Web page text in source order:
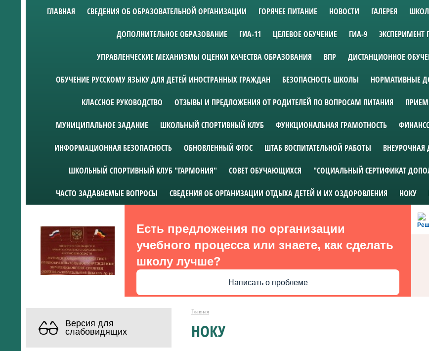
ГЛАВНАЯ СВЕДЕНИЯ ОБ ОБРАЗОВАТЕЛЬНОЙ ОРГАНИЗАЦИИ ГОРЯЧЕЕ ПИТАНИЕ НОВОСТИ ГАЛЕРЕЯ
ДОПОЛНИТЕЛЬНОЕ ОБРАЗОВАНИЕ ГИА-11 ЦЕЛЕВОЕ ОБУЧЕНИЕ ГИА-9
УПРАВЛЕНЧЕСКИЕ МЕХАНИЗМЫ ОЦЕНКИ КАЧЕСТВА ОБРАЗОВАНИЯ ВПР ДИСТАНЦИОННОЕ
ОБУЧЕНИЕ РУССКОМУ ЯЗЫКУ ДЛЯ ДЕТЕЙ ИНОСТРАННЫХ ГРАЖДАН БЕЗОПАСНОСТЬ ШКОЛЫ НОРМАТИВНЫЕ
КЛАССНОЕ РУКОВОДСТВО ОТЗЫВЫ И ПРЕДЛОЖЕНИЯ ОТ РОДИТЕЛЕЙ ПО ВОПРОСАМ ПИТАНИЯ
МУНИЦИПАЛЬНОЕ ЗАДАНИЕ ШКОЛЬНЫЙ СПОРТИВНЫЙ КЛУБ ФУНКЦИОНАЛЬНАЯ ГРАМОТНОСТЬ
ИНФОРМАЦИОННАЯ БЕЗОПАСНОСТЬ ОБНОВЛЕННЫЙ ФГОС ШТАБ ВОСПИТАТЕЛЬНОЙ РАБОТЫ ВНЕУРОЧНАЯ
ШКОЛЬНЫЙ СПОРТИВНЫЙ КЛУБ "ГАРМОНИЯ" СОВЕТ ОБУЧАЮЩИХСЯ "СОЦИАЛЬНЫЙ СЕРТИФИКАТ
ЧАСТО ЗАДАВАЕМЫЕ ВОПРОСЫ СВЕДЕНИЯ ОБ ОРГАНИЗАЦИИ ОТДЫХА ДЕТЕЙ И ИХ ОЗДОРОВЛЕНИЯ НОКУ
Есть предложения по организации
учебного процесса или знаете, как сделать
школу лучше?
Написать о проблеме
Версия для
слабовидящих
Главная
НОКУ